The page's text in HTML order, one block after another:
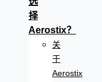
择
Aerostix？
关
于
Aerostix